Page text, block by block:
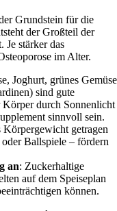
Grundstein für die
der Großteil der
Je stärker das
im Alter.
Joghurt, grünes Gemüse
sind gute
durch Sonnenlicht
sinnvoll sein.
Körpergewicht getragen
Ballspiele – fördern
an: Zuckerhaltige
auf dem Speiseplan
können.